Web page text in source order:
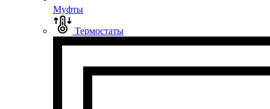
Муфты
Термостаты